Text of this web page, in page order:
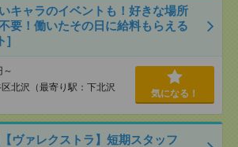
キャラのイベントも！好きな場所
要！働いたその日に給料もらえる
]
～
北沢（最寄り駅：下北沢
気になる！
ヴァレクストラ】短期スタッフ